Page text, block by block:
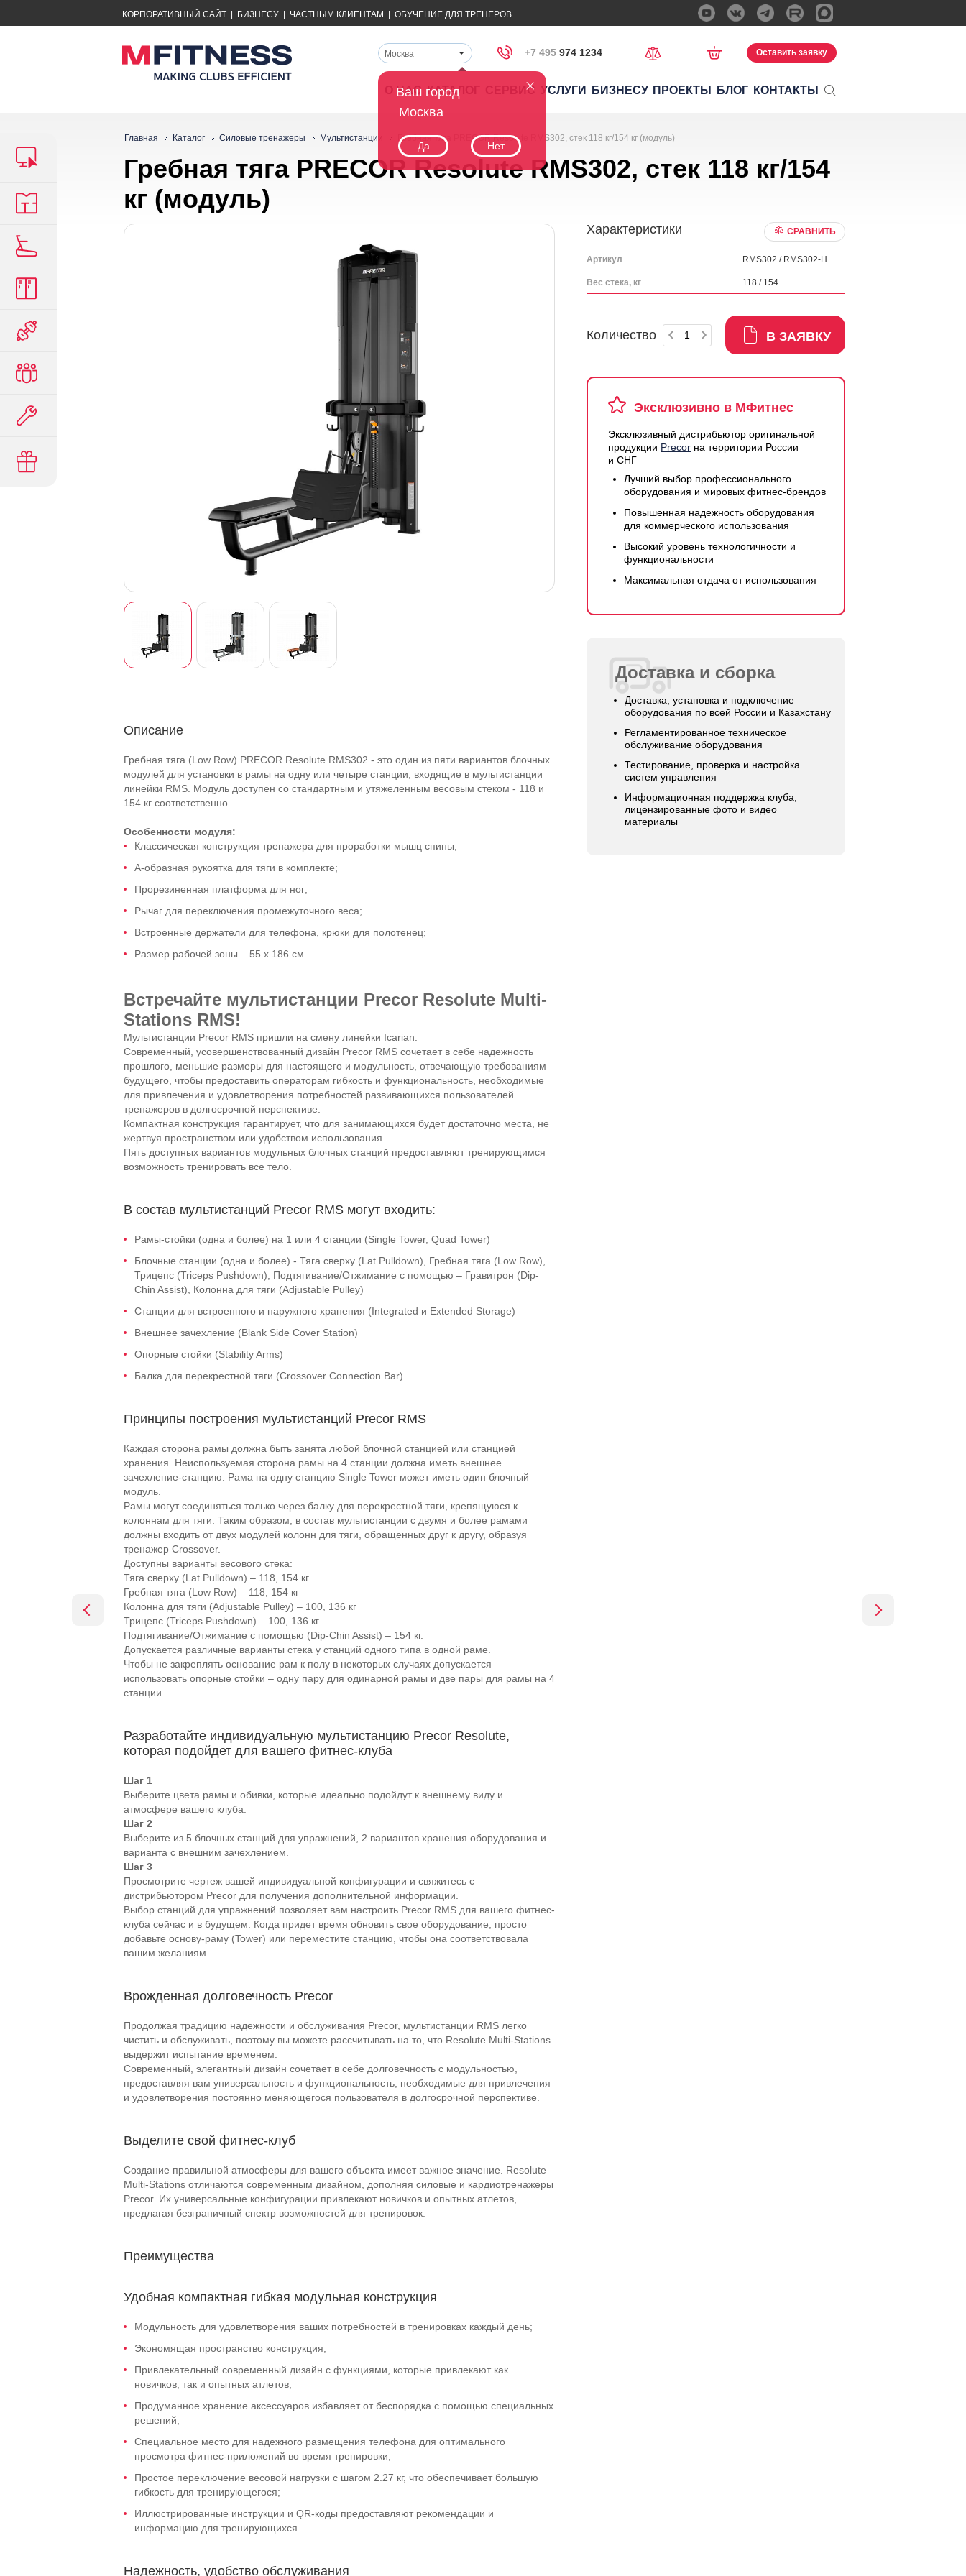
КОРПОРАТИВНЫЙ САЙТ БИЗНЕСУ ЧАСТНЫМ КЛИЕНТАМ ОБУЧЕНИЕ ДЛЯ ТРЕНЕРОВ
Ваш город
Москва
Да Нет
Москва +7 495 974 1234 Оставить заявку
О НАС КАТАЛОГ СЕРВИС УСЛУГИ БИЗНЕСУ ПРОЕКТЫ БЛОГ КОНТАКТЫ
Главная Каталог Силовые тренажеры Мультистанции Гребная тяга PRECOR Resolute RMS302, стек 118 кг/154 кг (модуль)
Гребная тяга PRECOR Resolute RMS302, стек 118 кг/154
кг (модуль)
Характеристики СРАВНИТЬ
Артикул RMS302 / RMS302-H
Вес стека, кг 118 / 154
Количество В ЗАЯВКУ
Эксклюзивно в МФитнес
Эксклюзивный дистрибьютор оригинальной
продукции Precor на территории России
и СНГ
Лучший выбор профессионального
оборудования и мировых фитнес-брендов
Повышенная надежность оборудования
для коммерческого использования
Высокий уровень технологичности и
функциональности
Максимальная отдача от использования
Доставка и сборка
Доставка, установка и подключение
оборудования по всей России и Казахстану
Регламентированное техническое
обслуживание оборудования
Тестирование, проверка и настройка
систем управления
Информационная поддержка клуба,
лицензированные фото и видео
материалы
Описание
Гребная тяга (Low Row) PRECOR Resolute RMS302 - это один из пяти вариантов блочных
модулей для установки в рамы на одну или четыре станции, входящие в мультистанции
линейки RMS. Модуль доступен со стандартным и утяжеленным весовым стеком - 118 и
154 кг соответственно.
Особенности модуля:
Классическая конструкция тренажера для проработки мышц спины;
А-образная рукоятка для тяги в комплекте;
Прорезиненная платформа для ног;
Рычаг для переключения промежуточного веса;
Встроенные держатели для телефона, крюки для полотенец;
Размер рабочей зоны – 55 х 186 см.
Встречайте мультистанции Precor Resolute Multi-
Stations RMS!
Мультистанции Precor RMS пришли на смену линейки Icarian.
Современный, усовершенствованный дизайн Precor RMS сочетает в себе надежность
прошлого, меньшие размеры для настоящего и модульность, отвечающую требованиям
будущего, чтобы предоставить операторам гибкость и функциональность, необходимые
для привлечения и удовлетворения потребностей развивающихся пользователей
тренажеров в долгосрочной перспективе.
Компактная конструкция гарантирует, что для занимающихся будет достаточно места, не
жертвуя пространством или удобством использования.
Пять доступных вариантов модульных блочных станций предоставляют тренирующимся
возможность тренировать все тело.
В состав мультистанций Precor RMS могут входить:
Рамы-стойки (одна и более) на 1 или 4 станции (Single Tower, Quad Tower)
Блочные станции (одна и более) - Тяга сверху (Lat Pulldown), Гребная тяга (Low Row),
Трицепс (Triceps Pushdown), Подтягивание/Отжимание с помощью – Гравитрон (Dip-
Chin Assist), Колонна для тяги (Adjustable Pulley)
Станции для встроенного и наружного хранения (Integrated и Extended Storage)
Внешнее зачехление (Blank Side Cover Station)
Опорные стойки (Stability Arms)
Балка для перекрестной тяги (Crossover Connection Bar)
Принципы построения мультистанций Precor RMS
Каждая сторона рамы должна быть занята любой блочной станцией или станцией
хранения. Неиспользуемая сторона рамы на 4 станции должна иметь внешнее
зачехление-станцию. Рама на одну станцию Single Tower может иметь один блочный
модуль.
Рамы могут соединяться только через балку для перекрестной тяги, крепящуюся к
колоннам для тяги. Таким образом, в состав мультистанции с двумя и более рамами
должны входить от двух модулей колонн для тяги, обращенных друг к другу, образуя
тренажер Crossover.
Доступны варианты весового стека:
Тяга сверху (Lat Pulldown) – 118, 154 кг
Гребная тяга (Low Row) – 118, 154 кг
Колонна для тяги (Adjustable Pulley) – 100, 136 кг
Трицепс (Triceps Pushdown) – 100, 136 кг
Подтягивание/Отжимание с помощью (Dip-Chin Assist) – 154 кг.
Допускается различные варианты стека у станций одного типа в одной раме.
Чтобы не закреплять основание рам к полу в некоторых случаях допускается
использовать опорные стойки – одну пару для одинарной рамы и две пары для рамы на 4
станции.
Разработайте индивидуальную мультистанцию Precor Resolute,
которая подойдет для вашего фитнес-клуба
Шаг 1
Выберите цвета рамы и обивки, которые идеально подойдут к внешнему виду и
атмосфере вашего клуба.
Шаг 2
Выберите из 5 блочных станций для упражнений, 2 вариантов хранения оборудования и
варианта с внешним зачехлением.
Шаг 3
Просмотрите чертеж вашей индивидуальной конфигурации и свяжитесь с
дистрибьютором Precor для получения дополнительной информации.
Выбор станций для упражнений позволяет вам настроить Precor RMS для вашего фитнес-
клуба сейчас и в будущем. Когда придет время обновить свое оборудование, просто
добавьте основу-раму (Tower) или переместите станцию, чтобы она соответствовала
вашим желаниям.
Врожденная долговечность Precor
Продолжая традицию надежности и обслуживания Precor, мультистанции RMS легко
чистить и обслуживать, поэтому вы можете рассчитывать на то, что Resolute Multi-Stations
выдержит испытание временем.
Современный, элегантный дизайн сочетает в себе долговечность с модульностью,
предоставляя вам универсальность и функциональность, необходимые для привлечения
и удовлетворения постоянно меняющегося пользователя в долгосрочной перспективе.
Выделите свой фитнес-клуб
Создание правильной атмосферы для вашего объекта имеет важное значение. Resolute
Multi-Stations отличаются современным дизайном, дополняя силовые и кардиотренажеры
Precor. Их универсальные конфигурации привлекают новичков и опытных атлетов,
предлагая безграничный спектр возможностей для тренировок.
Преимущества
Удобная компактная гибкая модульная конструкция
Модульность для удовлетворения ваших потребностей в тренировках каждый день;
Экономящая пространство конструкция;
Привлекательный современный дизайн с функциями, которые привлекают как
новичков, так и опытных атлетов;
Продуманное хранение аксессуаров избавляет от беспорядка с помощью специальных
решений;
Специальное место для надежного размещения телефона для оптимального
просмотра фитнес-приложений во время тренировки;
Простое переключение весовой нагрузки с шагом 2.27 кг, что обеспечивает большую
гибкость для тренирующегося;
Иллюстрированные инструкции и QR-коды предоставляют рекомендации и
информацию для тренирующихся.
Надежность, удобство обслуживания